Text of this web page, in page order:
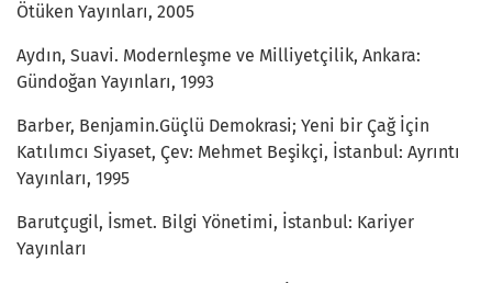
Ötüken Yayınları, 2005
Aydın, Suavi. Modernleşme ve Milliyetçilik, Ankara:
Gündoğan Yayınları, 1993
Barber, Benjamin.Güçlü Demokrasi; Yeni bir Çağ İçin
Katılımcı Siyaset, Çev: Mehmet Beşikçi, İstanbul: Ayrıntı
Yayınları, 1995
Barutçugil, İsmet. Bilgi Yönetimi, İstanbul: Kariyer
Yayınları